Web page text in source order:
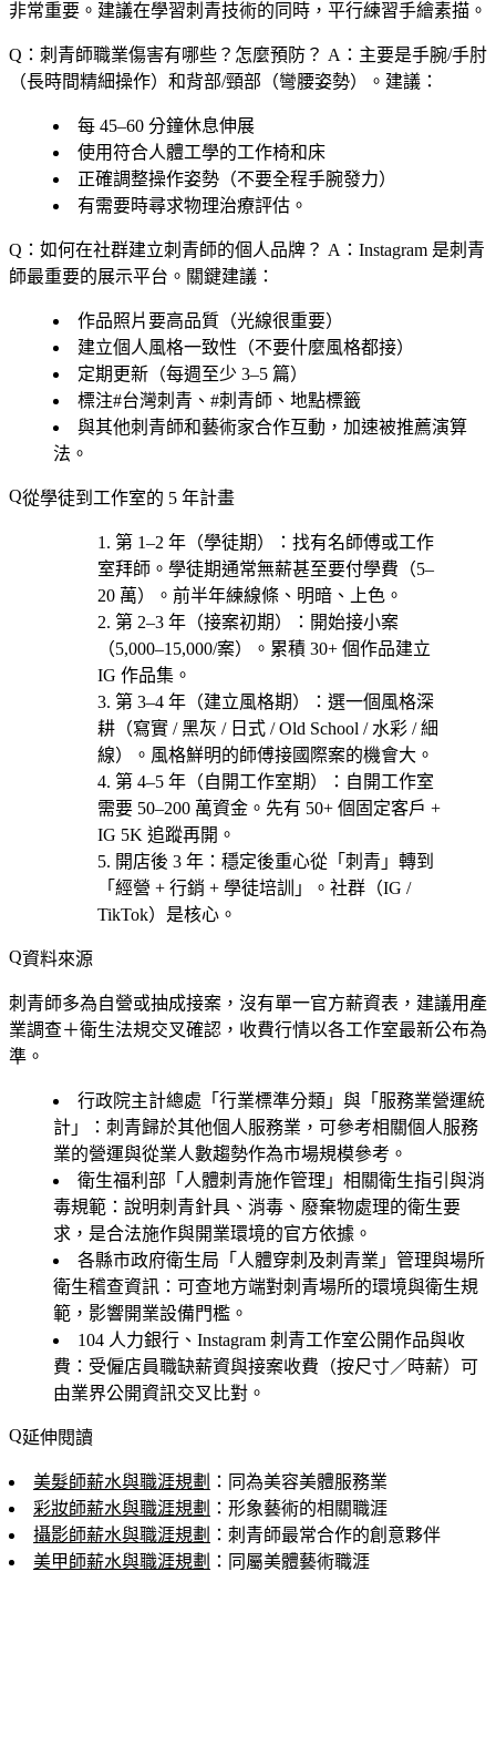
非常重要。建議在學習刺青技術的同時，平行練習手繪素描。
Q：刺青師職業傷害有哪些？怎麼預防？ A：主要是手腕/手肘
（長時間精細操作）和背部/頸部（彎腰姿勢）。建議：
每 45–60 分鐘休息伸展
使用符合人體工學的工作椅和床
正確調整操作姿勢（不要全程手腕發力）
有需要時尋求物理治療評估。
Q：如何在社群建立刺青師的個人品牌？ A：Instagram 是刺青
師最重要的展示平台。關鍵建議：
作品照片要高品質（光線很重要）
建立個人風格一致性（不要什麼風格都接）
定期更新（每週至少 3–5 篇）
標注#台灣刺青、#刺青師、地點標籤
與其他刺青師和藝術家合作互動，加速被推薦演算
法。
從學徒到工作室的 5 年計畫
第 1–2 年（學徒期） ：找有名師傅或工作
室拜師。學徒期通常無薪甚至要付學費（5–
20 萬）。前半年練線條、明暗、上色。
第 2–3 年（接案初期）
：開始接小案
（5,000–15,000/案）。累積 30+ 個作品建立
IG 作品集。
第 3–4 年（建立風格期）
：選一個風格深
耕（寫實 / 黑灰 / 日式 / Old School / 水彩 / 細
線）。風格鮮明的師傅接國際案的機會大。
第 4–5 年（自開工作室期）
：自開工作室
需要 50–200 萬資金。 先有 50+ 個固定客戶 +
IG 5K 追蹤再開 。
開店後 3 年 ：穩定後重心從「刺青」轉到
「經營 + 行銷 + 學徒培訓」。社群（IG /
TikTok）是核心。
資料來源
刺青師多為自營或抽成接案，沒有單一官方薪資表，建議用產
業調查＋衛生法規交叉確認，收費行情以各工作室最新公布為
準。
行政院主計總處「行業標準分類」與「服務業營運統
計」
：刺青歸於其他個人服務業，可參考相關個人服務
業的營運與從業人數趨勢作為市場規模參考。
衛生福利部「人體刺青施作管理」相關衛生指引與消
毒規範 ：說明刺青針具、消毒、廢棄物處理的衛生要
求，是合法施作與開業環境的官方依據。
各縣市政府衛生局「人體穿刺及刺青業」管理與場所
衛生稽查資訊 ：可查地方端對刺青場所的環境與衛生規
範，影響開業設備門檻。
104 人力銀行、Instagram 刺青工作室公開作品與收
費 ：受僱店員職缺薪資與接案收費（按尺寸／時薪）可
由業界公開資訊交叉比對。
延伸閱讀
美髮師薪水與職涯規劃 ：同為美容美體服務業
彩妝師薪水與職涯規劃 ：形象藝術的相關職涯
攝影師薪水與職涯規劃 ：刺青師最常合作的創意夥伴
美甲師薪水與職涯規劃 ：同屬美體藝術職涯